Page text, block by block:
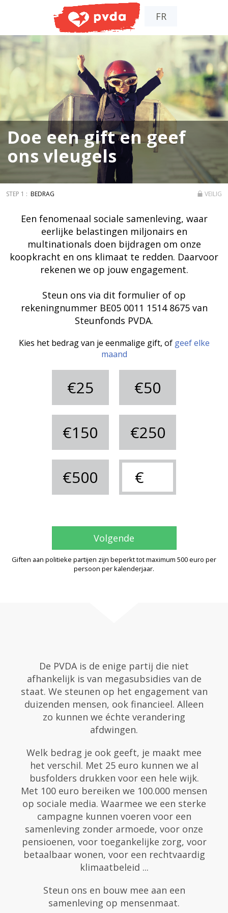
FR
Doe een gift en geef
ons vleugels
BEDRAG VEILIG
Een fenomenaal sociale samenleving, waar
eerlijke belastingen miljonairs en
multinationals doen bijdragen om onze
koopkracht en ons klimaat te redden. Daarvoor
rekenen we op jouw engagement.
Steun ons via dit formulier of op
rekeningnummer BE05 0011 1514 8675 van
Steunfonds PVDA.
Kies het bedrag van je eenmalige gift, of geef elke
maand
€25 €50
€150 €250
€500
Volgende
Giften aan politieke partijen zijn beperkt tot maximum 500 euro per
persoon per kalenderjaar.
De PVDA is de enige partij die niet
afhankelijk is van megasubsidies van de
staat. We steunen op het engagement van
duizenden mensen, ook financieel. Alleen
zo kunnen we échte verandering
afdwingen.
Welk bedrag je ook geeft, je maakt mee
het verschil. Met 25 euro kunnen we al
busfolders drukken voor een hele wijk.
Met 100 euro bereiken we 100.000 mensen
op sociale media. Waarmee we een sterke
campagne kunnen voeren voor een
samenleving zonder armoede, voor onze
pensioenen, voor toegankelijke zorg, voor
betaalbaar wonen, voor een rechtvaardig
klimaatbeleid ...
Steun ons en bouw mee aan een
samenleving op mensenmaat.